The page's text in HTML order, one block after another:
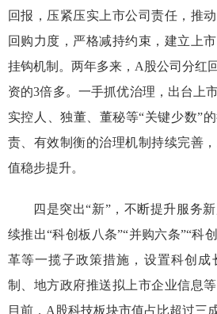
回报，压紧压实上市公司责任，推
回购力度 ，严格减持约束，建立上
挂钩机制 。 两年多来，A股公司分红
资的3倍多。一手抓优治理，出台上
实控人、独董、董秘等“关键少数”的
责、有效制衡的治理机制持续完善
值稳步提升。
四是突出“新”，不断提升服务
续推出“科创板八条”“并购六条”“科
革等一揽子政策措施，设置科创成
制、地方政府推送拟上市企业信息
目前，A股科技板块市值占比超过三